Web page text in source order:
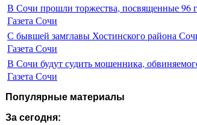
В Сочи прошли торжества, посвященные 96
Газета Сочи
С бывшей замглавы Хостинского района
Газета Сочи
В Сочи будут судить мошенника,
Газета Сочи
Популярные материалы
За сегодня: